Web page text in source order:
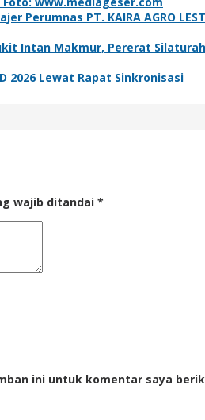
Perumnas PT. KAIRA AGRO
Intan Makmur, Pererat
2026 Lewat Rapat Sinkronisasi
wajib ditandai *
ini untuk komentar saya